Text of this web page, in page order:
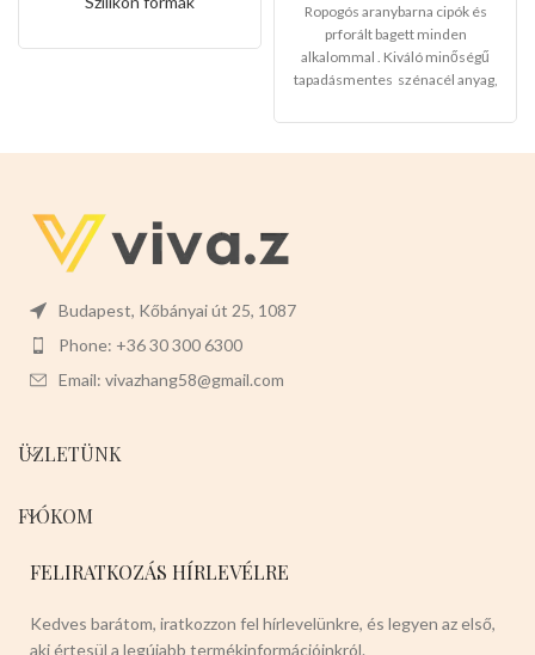
Ropogós aranybarna cipók és
prforált bagett minden
alkalommal . Kiváló minőségű
tapadásmentes szénacél anyag,
Finom és sima krimpelő
Budapest, Kőbányai út 25, 1087
Phone: +36 30 300 6300
Email: vivazhang58@gmail.com
ÜZLETÜNK
FIÓKOM
FELIRATKOZÁS HÍRLEVÉLRE
Kedves barátom, iratkozzon fel hírlevelünkre, és legyen az első,
aki értesül a legújabb termékinformációinkról.